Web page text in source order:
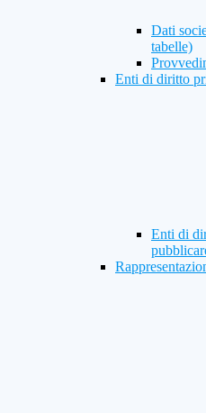
Dati
tabelle)
Enti di diritto
Enti di